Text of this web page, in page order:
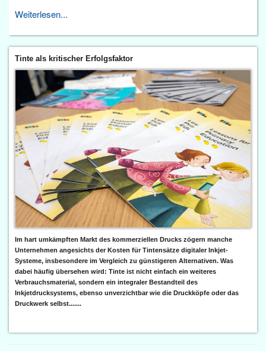
Weiterlesen...
Tinte als kritischer Erfolgsfaktor
Im hart umkämpften Markt des kommerziellen Drucks zögern manche
Unternehmen angesichts der Kosten für Tintensätze digitaler Inkjet-
Systeme, insbesondere im Vergleich zu günstigeren Alternativen. Was
dabei häufig übersehen wird: Tinte ist nicht einfach ein weiteres
Verbrauchsmaterial, sondern ein integraler Bestandteil des
Inkjetdrucksystems, ebenso unverzichtbar wie die Druckköpfe oder das
Druckwerk selbst.......